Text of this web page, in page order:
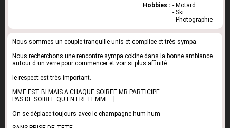
Hobbies : - Motard
- Ski
- Photographie
Nous sommes un couple tranquille unis et complice et très sympa.
Nous recherchons une rencontre sympa cokine dans la bonne ambiance
autour d un verre pour commencer et voir si plus affinité.
le respect est très important.
MME EST BI MAIS A CHAQUE SOIREE MR PARTICIPE
PAS DE SOIREE QU ENTRE FEMME...[
On se déplace toujours avec le champagne hum hum